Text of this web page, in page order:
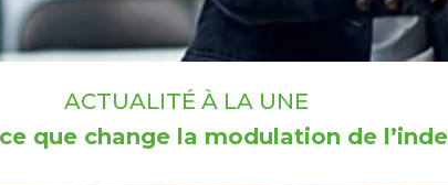
ACTUALITÉ À LA UNE
que change la modulation de